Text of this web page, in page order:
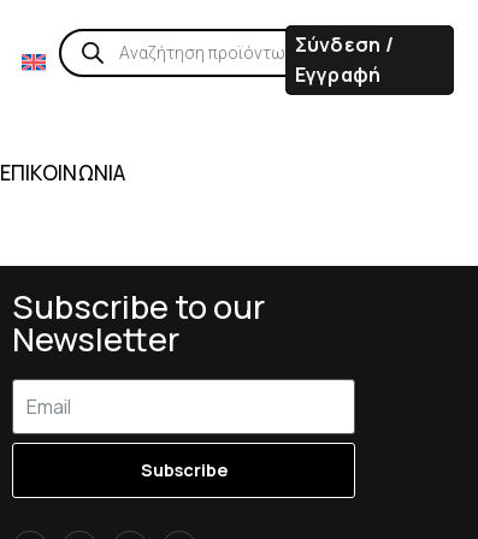
Σύνδεση /
Εγγραφή
ΕΠΙΚΟΙΝΩΝΙΑ
Subscribe to our
Newsletter
Subscribe